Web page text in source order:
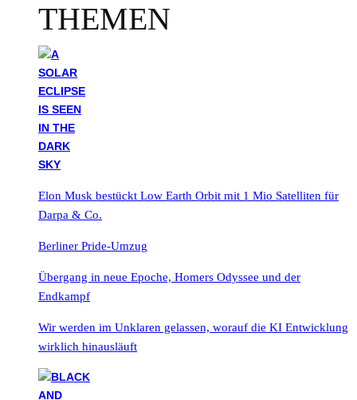
THEMEN
Elon Musk bestückt Low Earth Orbit mit 1 Mio Satelliten für
Darpa & Co.
Berliner Pride-Umzug
Übergang in neue Epoche, Homers Odyssee und der
Endkampf
Wir werden im Unklaren gelassen, worauf die KI Entwicklung
wirklich hinausläuft